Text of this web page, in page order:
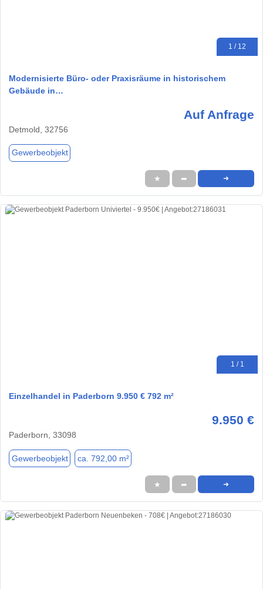
1 / 12
Modernisierte Büro- oder Praxisräume in historischem
Gebäude in…
Auf Anfrage
Detmold, 32756
Gewerbeobjekt
★ ➦ ➜
1 / 1
Einzelhandel in Paderborn 9.950 € 792 m²
9.950 €
Paderborn, 33098
Gewerbeobjekt ca. 792,00 m²
★ ➦ ➜